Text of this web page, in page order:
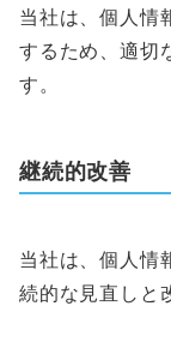
当社は、個人情
するため、適切
す。
継続的改善
当社は、個人情
続的な見直しと